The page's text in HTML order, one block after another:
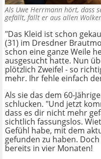
Als Uwe Herrmann hört, dass
gefällt, fällt er aus allen
"Das Kleid ist schon
(31) im Dresdner
schon eine ganze Weile
ausgesucht hatte. Nun
plötzlich Zweifel - so
mehr. Ihr fehle einfach
Als sie das dem 60-
schlucken. "Und jetzt
dass es dir nicht mehr
sichtlich fassungslos.
Gefühl habe, mit dem
gefunden zu haben.
bereits in vier Monaten!